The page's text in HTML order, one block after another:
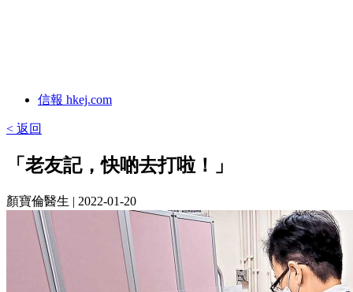
信報 hkej.com
< 返回
「老友記，快啲去打啦！」
顏寶倫醫生 | 2022-01-20